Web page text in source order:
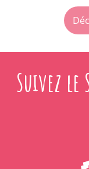
Suivez le